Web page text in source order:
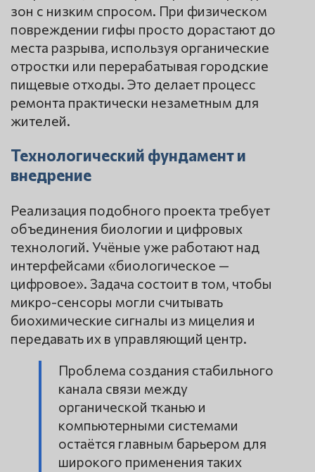
зон с низким спросом. При физическом
повреждении гифы просто дорастают до
места разрыва, используя органические
отростки или перерабатывая городские
пищевые отходы. Это делает процесс
ремонта практически незаметным для
жителей.
Технологический фундамент и
внедрение
Реализация подобного проекта требует
объединения биологии и цифровых
технологий. Учёные уже работают над
интерфейсами «биологическое —
цифровое». Задача состоит в том, чтобы
микро-сенсоры могли считывать
биохимические сигналы из мицелия и
передавать их в управляющий центр.
Проблема создания стабильного
канала связи между
органической тканью и
компьютерными системами
остаётся главным барьером для
широкого применения таких